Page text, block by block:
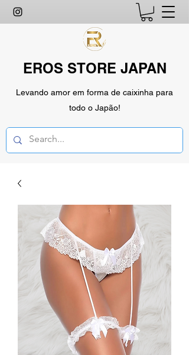
EROS STORE JAPAN
Levando amor em forma de caixinha para
todo o Japão!